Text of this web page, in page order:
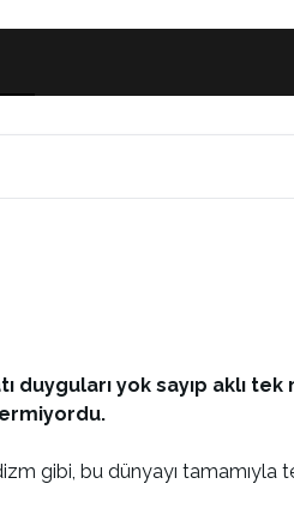
duyguları yok sayıp aklı
gibi, bu dünyayı tamamıyla